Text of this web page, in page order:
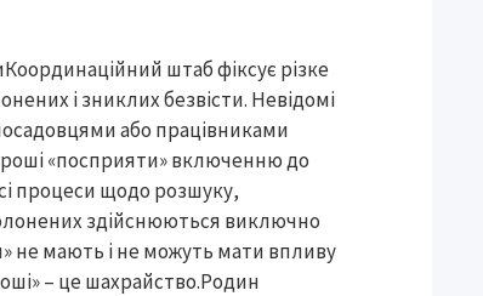
штаб фіксує різке
і зниклих безвісти. Невідомі
або працівниками
«посприяти» включенню до
процеси щодо розшуку,
здійснюються виключно
не мають і не можуть мати впливу
– це шахрайство.Родин